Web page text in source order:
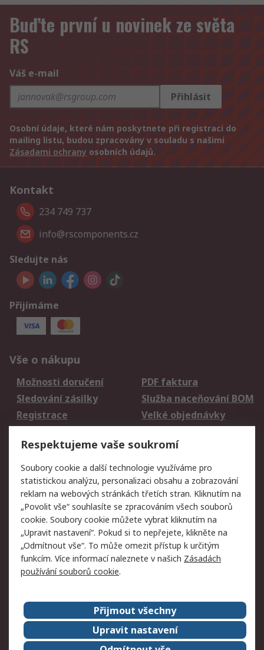
Buďte první u novinek ze světa
RS
Váš e-mail
Přihlásit
Osobní údaje, které nám poskytnete při registraci do
mailing listu, budou zpracovány v souladu s našimi
Zásadami ochrany osobních údajů.
Kontakt
234 749 737
info@rscomponents.cz
Sledujte nás
Přijímáme
Vše o nákupu
Možnosti doručení
PDF faktura
Sledování zásilky
Služba naceňování BOM
Registrace
Velké objednávky
Právní
Autorská práva
Obchodní podmínky
společnosti RS
Prohlášení o ochraně
údajů
Zabezpečení
elektronické pošty
Zásady pro soubory
cookie
Zásady ochrany
osobních údajů
Kontakt
O naší společnosti
RS Group
Kariéra
Ocenění
Respektujeme vaše soukromí
Soubory cookie a další technologie využíváme pro
statistickou analýzu, personalizaci obsahu a zobrazování
reklam na webových stránkách třetích stran. Kliknutím na
„Povolit vše“ souhlasíte se zpracováním všech souborů
cookie. Soubory cookie můžete vybrat kliknutím na
„Upravit nastavení“. Pokud si to nepřejete, klikněte na
„Odmítnout vše“. To může omezit přístup k určitým
funkcím. Více informací naleznete v našich Zásadách
používání souborů cookie.
Přijmout všechny
Upravit nastavení